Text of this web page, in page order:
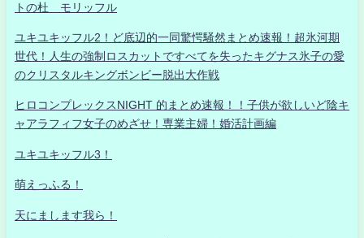
トの杜 モリッフル
ユキユキッフル2！ど底辺的一同驚愕騒然まとめ速報！超氷河期
世代！人生の強制ロスカットですべてを失ったキグナス氷子の愛
のクリスタルキングボンビー脱出大作戦
ヒロコンプレックスNIGHT 的まとめ速報！！子供が欲しいど陰キ
ャアラフィフ女子のめざせ！専業主婦！婚活計画編
ユキユキッフル3！
萌えっふる！
天にまします我ら！